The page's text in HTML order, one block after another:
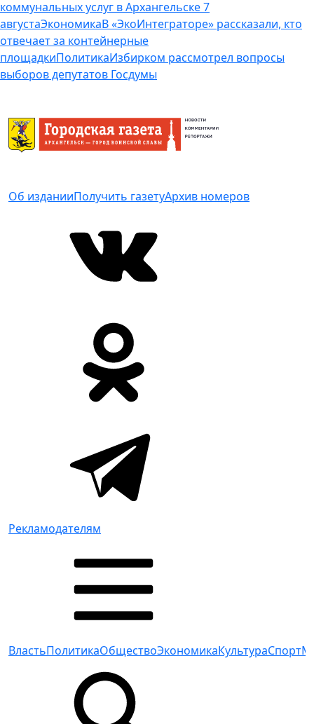
коммунальных услуг в Архангельске 7
августаЭкономикаВ «ЭкоИнтеграторе» рассказали, кто
отвечает за контейнерные
площадкиПолитикаИзбирком рассмотрел вопросы
выборов депутатов Госдумы
Об изданииПолучить газетуАрхив номеров
Рекламодателям
ВластьПолитикаОбществоЭкономикаКультураСпорт